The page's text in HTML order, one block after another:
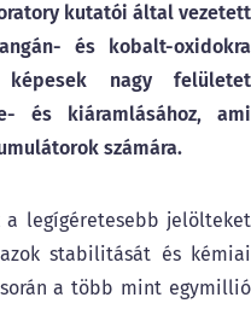
kutatói által vezetett
és kobalt-oxidokra
nagy felületet
és kiáramlásához, ami
számára.
a legígéretesebb jelölteket
stabilitását és kémiai
a több mint egymillió